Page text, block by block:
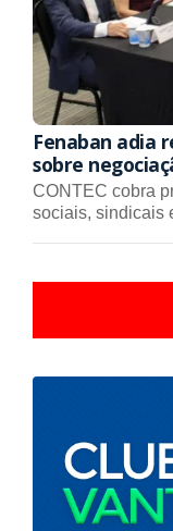
Fenaban adia
sobre
CONTEC cobra
sociais, sindicais